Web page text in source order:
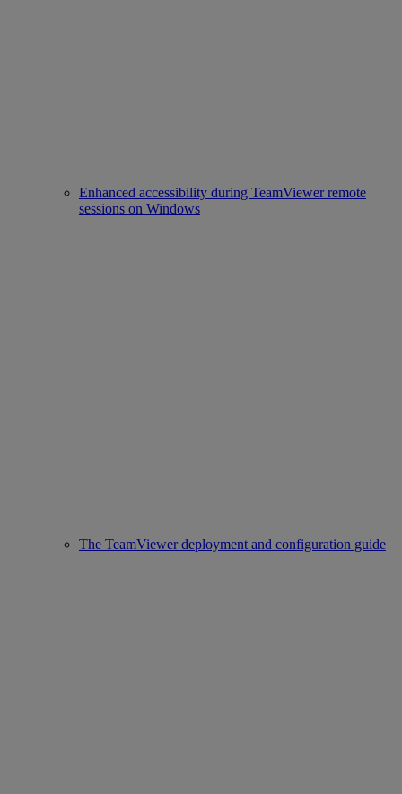
Enhanced accessibility during TeamViewer remote
sessions on Windows
The TeamViewer deployment and configuration guide